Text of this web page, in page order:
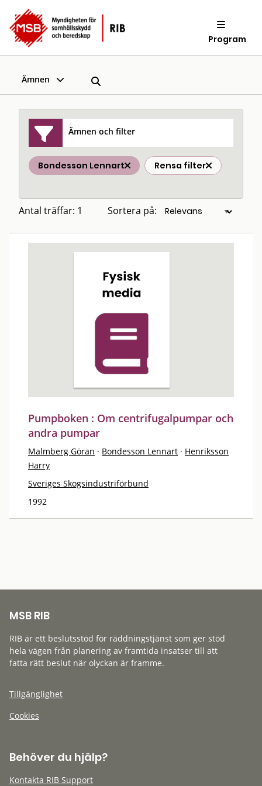
Program
Ämnen
Ämnen och filter
Bondesson Lennart Rensa filter
Antal träffar: 1 Sortera på:
Pumpboken : Om centrifugalpumpar och
andra pumpar
Malmberg Göran · Bondesson Lennart · Henriksson
Harry
Sveriges Skogsindustriförbund
1992
MSB RIB
RIB är ett beslutsstöd för räddningstjänst som ger stöd
hela vägen från planering av framtida insatser till att
fatta rätt beslut när olyckan är framme.
Tillgänglighet
Cookies
Behöver du hjälp?
Kontakta RIB Support